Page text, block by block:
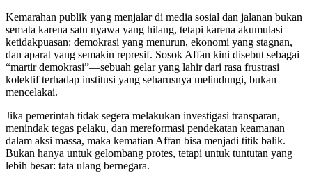
Kemarahan publik yang menjalar di media sosial dan jalanan bukan
semata karena satu nyawa yang hilang, tetapi karena akumulasi
ketidakpuasan: demokrasi yang menurun, ekonomi yang stagnan,
dan aparat yang semakin represif. Sosok Affan kini disebut sebagai
“martir demokrasi”—sebuah gelar yang lahir dari rasa frustrasi
kolektif terhadap institusi yang seharusnya melindungi, bukan
mencelakai.
Jika pemerintah tidak segera melakukan investigasi transparan,
menindak tegas pelaku, dan mereformasi pendekatan keamanan
dalam aksi massa, maka kematian Affan bisa menjadi titik balik.
Bukan hanya untuk gelombang protes, tetapi untuk tuntutan yang
lebih besar: tata ulang bernegara.